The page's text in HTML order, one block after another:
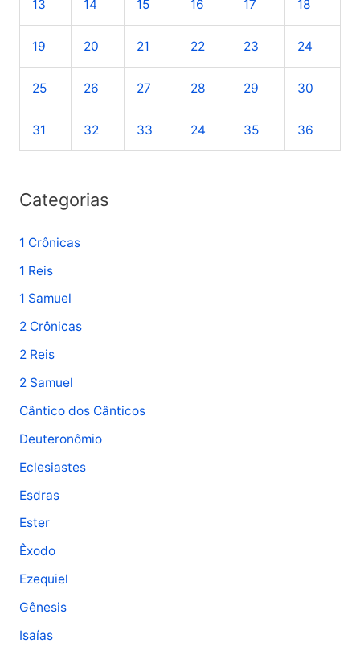
p
r
13 14 15 16 17 18
19 20 21 22 23 24
25 26 27 28 29 30
31 32 33 24 35 36
Categorias
1 Crônicas
1 Reis
1 Samuel
2 Crônicas
2 Reis
2 Samuel
Cântico dos Cânticos
Deuteronômio
Eclesiastes
Esdras
Ester
Êxodo
Ezequiel
Gênesis
Isaías